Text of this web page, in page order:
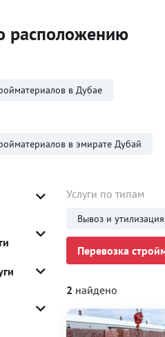
расположению
в Дубае
в эмирате Дубай
Услуги по типам
Вывоз и
Перевозка
2 найдено